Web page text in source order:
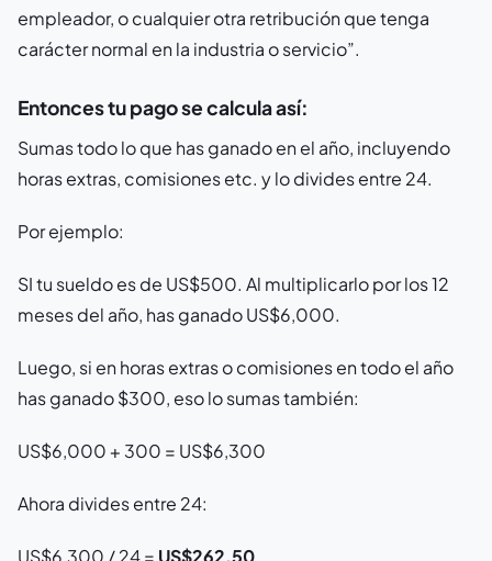
empleador, o cualquier otra retribución que tenga
carácter normal en la industria o servicio”.
Entonces tu pago se calcula así:
Sumas todo lo que has ganado en el año, incluyendo
horas extras, comisiones etc. y lo divides entre 24.
Por ejemplo:
SI tu sueldo es de US$500. Al multiplicarlo por los 12
meses del año, has ganado US$6,000.
Luego, si en horas extras o comisiones en todo el año
has ganado $300, eso lo sumas también:
US$6,000 + 300 = US$6,300
Ahora divides entre 24:
US$6,300 / 24 = US$262.50